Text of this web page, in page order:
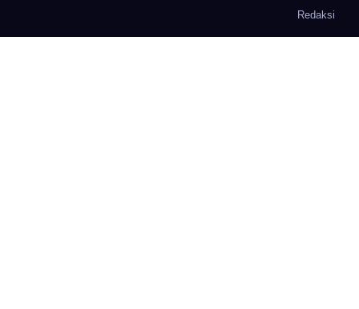
Redaksi